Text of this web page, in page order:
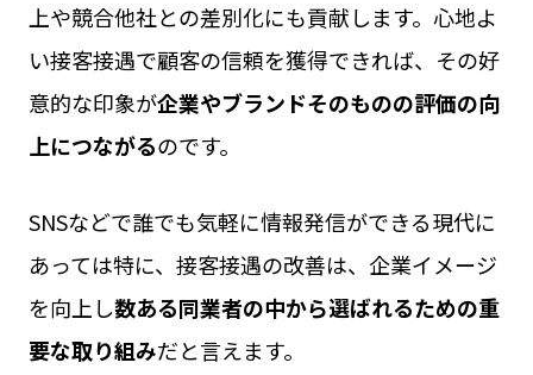
上や競合他社との差別化にも貢献します。心地よ
い接客接遇で顧客の信頼を獲得できれば、その好
意的な印象が企業やブランドそのものの評価の向
上につながるのです。
SNSなどで誰でも気軽に情報発信ができる現代に
あっては特に、接客接遇の改善は、企業イメージ
を向上し数ある同業者の中から選ばれるための重
要な取り組みだと言えます。